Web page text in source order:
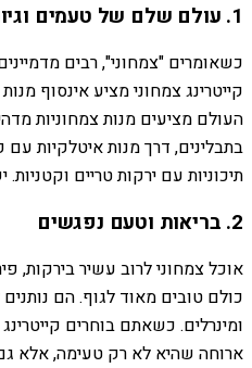
1. עולם שלם של טעמים וגיוון
כשאומרים "צמחוני", רבים
קייטרינג צמחוני מציע אינסוף
העולם מציעים מנות צמחוניות
בתבלינים, דרך מנות איטלקיות עם
תיכוניות עם ירקות טריים
2. בריאות וטעם נפגשים
אוכל צמחוני לרוב עשיר בירקות,
כולם טובים מאוד לגוף. הם נותנים
ומינרלים. כשאתם בוחרים
ארוחה שהיא לא רק טעימה, אלא